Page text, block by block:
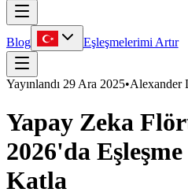
Blog Eşleşmelerimi Artır
Yayınlandı 29 Ara 2025•Alexander
Yapay Zeka
2026'da Eşleşme
Katla